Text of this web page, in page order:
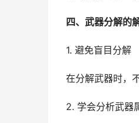
四、武器分解的
1. 避免盲目分解
在分解武器时，
2. 学会分析武器